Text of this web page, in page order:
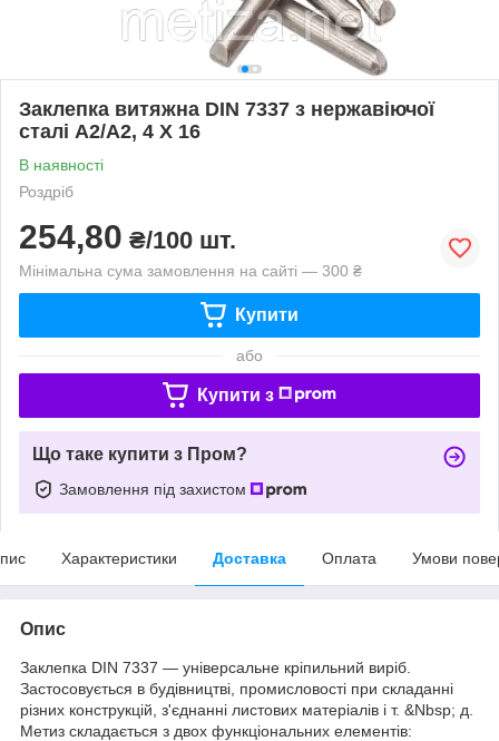
Заклепка витяжна DIN 7337 з нержавіючої
сталі А2/А2, 4 X 16
В наявності
Роздріб
254,80 ₴/100 шт.
Мінімальна сума замовлення на сайті — 300 ₴
Купити
або
Купити з
Що таке купити з Пром?
Замовлення під захистом
Характеристики Доставка Оплата Умови
Опис
Заклепка DIN 7337 — універсальне кріпильний виріб.
Застосовується в будівництві, промисловості при складанні
різних конструкцій, з'єднанні листових матеріалів і т. &Nbsp; д.
Метиз складається з двох функціональних елементів: